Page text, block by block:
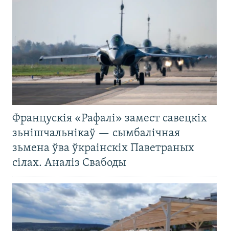
Францускія «Рафалі» замест савецкіх
зьнішчальнікаў — сымбалічная
зьмена ўва ўкраінскіх Паветраных
сілах. Аналіз Свабоды